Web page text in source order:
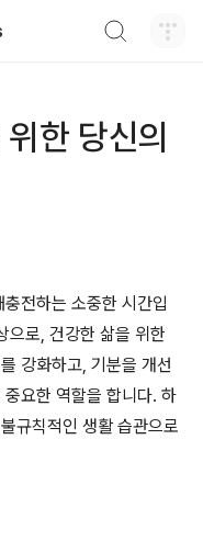
한 당신의
전하는 소중한 시간입
으로, 건강한 삶을 위한
강화하고, 기분을 개선
요한 역할을 합니다. 하
규칙적인 생활 습관으로